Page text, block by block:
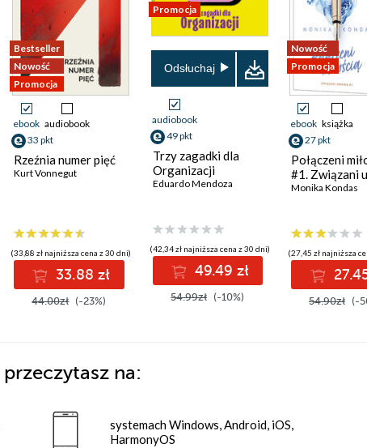
Bestseller
Nowość
Promocja
ebook audiobook
33 pkt
Rzeźnia numer pięć
Kurt Vonnegut
(33,88 zł najniższa cena z 30 dni)
33.88 zł
44.00zł (-23%)
Promocja
Odsłuchaj
audiobook
49 pkt
Trzy zagadki dla
Organizacji
Eduardo Mendoza
(42,34 zł najniższa cena z 30 dni)
49.49 zł
54.99zł (-10%)
Nowość
Promocja
ebook książka
27 pkt
Połączeni
#1. Związani
Monika Kondas
(27,45 zł najniższa
54.90zł (-
przeczytasz na:
systemach Windows, Android, iOS,
HarmonyOS